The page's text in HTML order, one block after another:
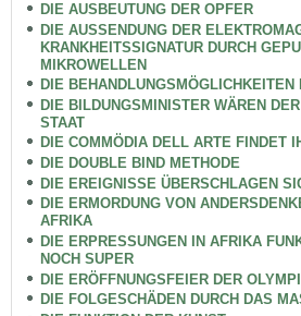
DIE AUSBEUTUNG DER OPFER
DIE AUSSENDUNG DER
KRANKHEITSSIGNATUR DURCH
MIKROWELLEN
DIE BEHANDLUNGSMÖGLICHKEITEN
DIE BILDUNGSMINISTER WÄREN
STAAT
DIE COMMÖDIA DELL ARTE FINDET
DIE DOUBLE BIND METHODE
DIE EREIGNISSE ÜBERSCHLAGEN
DIE ERMORDUNG VON
AFRIKA
DIE ERPRESSUNGEN IN AFRIKA
NOCH SUPER
DIE ERÖFFNUNGSFEIER DER
DIE FOLGESCHÄDEN DURCH DAS